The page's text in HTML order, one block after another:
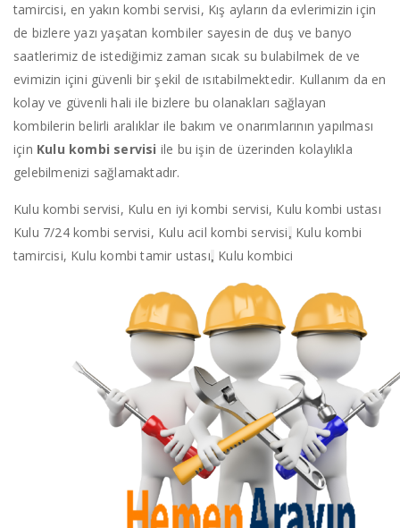
tamircisi, en yakın kombi servisi, Kış ayların da evlerimizin için
de bizlere yazı yaşatan kombiler sayesin de duş ve banyo
saatlerimiz de istediğimiz zaman sıcak su bulabilmek de ve
evimizin içini güvenli bir şekil de ısıtabilmektedir. Kullanım da en
kolay ve güvenli hali ile bizlere bu olanakları sağlayan
kombilerin belirli aralıklar ile bakım ve onarımlarının yapılması
için Kulu kombi servisi ile bu işin de üzerinden kolaylıkla
gelebilmenizi sağlamaktadır.
Kulu kombi servisi, Kulu en iyi kombi servisi, Kulu kombi ustası
Kulu 7/24 kombi servisi, Kulu acil kombi servisi , Kulu kombi
tamircisi, Kulu kombi tamir ustası, Kulu kombici